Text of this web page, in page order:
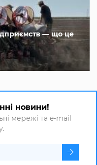
— що це
новини!
мережі та e-mail